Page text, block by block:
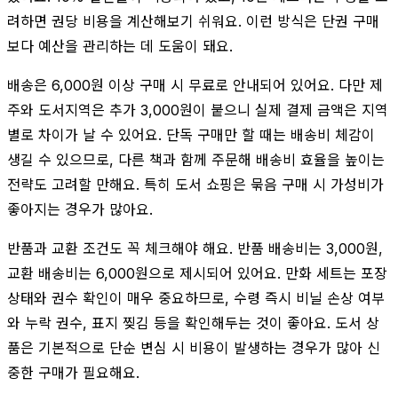
려하면 권당 비용을 계산해보기 쉬워요. 이런 방식은 단권 구매
보다 예산을 관리하는 데 도움이 돼요.
배송은 6,000원 이상 구매 시 무료로 안내되어 있어요. 다만 제
주와 도서지역은 추가 3,000원이 붙으니 실제 결제 금액은 지역
별로 차이가 날 수 있어요. 단독 구매만 할 때는 배송비 체감이
생길 수 있으므로, 다른 책과 함께 주문해 배송비 효율을 높이는
전략도 고려할 만해요. 특히 도서 쇼핑은 묶음 구매 시 가성비가
좋아지는 경우가 많아요.
반품과 교환 조건도 꼭 체크해야 해요. 반품 배송비는 3,000원,
교환 배송비는 6,000원으로 제시되어 있어요. 만화 세트는 포장
상태와 권수 확인이 매우 중요하므로, 수령 즉시 비닐 손상 여부
와 누락 권수, 표지 찢김 등을 확인해두는 것이 좋아요. 도서 상
품은 기본적으로 단순 변심 시 비용이 발생하는 경우가 많아 신
중한 구매가 필요해요.